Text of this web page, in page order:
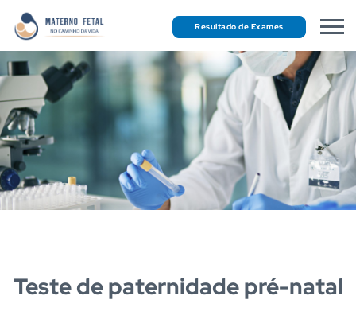
Resultado de Exames
Teste de paternidade pré-natal